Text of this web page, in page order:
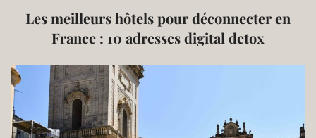
Les meilleurs hôtels pour déconnecter en
France : 10 adresses digital detox